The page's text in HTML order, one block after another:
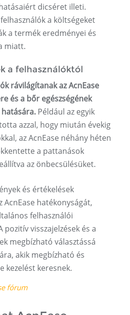
dicséret illeti.
a költségeket
a termék eredményei és
miatt.
a felhasználóktól
rávilágítanak az AcnEase
és a bőr egészségének
Például az egyik
azzal, hogy miután évekig
az AcnEase néhány héten
a pattanások
az önbecsülésüket.
és értékelések
AcnEase hatékonyságát,
felhasználói
pozitív visszajelzések és a
megbízható választássá
akik megbízható és
kezelést keresnek.
fórum